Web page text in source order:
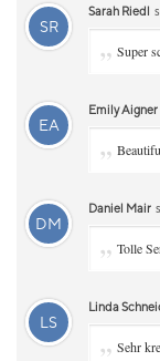
SR
Sarah Riedl
„ Super
EA
Emily Aigner
„
DM
Daniel Mair
„ Tolle
LS
Linda
„ Sehr